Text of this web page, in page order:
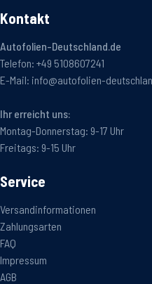
Kontakt
Autofolien-Deutschland.de
Telefon: +49 5108607241
E-Mail: info@autofolien-
Ihr erreicht uns:
Montag-Donnerstag: 9-17 Uhr
Freitags: 9-15 Uhr
Service
Versandinformationen
Zahlungsarten
FAQ
Impressum
AGB